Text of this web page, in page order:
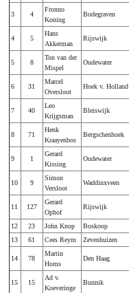
3 4
Fronno
Koning
Bodegraven
4 5
Hans
Akkerman
Rijswijk
5 8
Ton van der
Mispel
Oudewater
6 31
Marcel
Oversloot
Hoek v. Holland
7 40
Leo
Krijgsman
Bleiswijk
8 71
Henk
Kraayenbos
Bergschenhoek
9 1
Gerard
Kissing
Oudewater
10 9
Simon
Versloot
Waddinxveen
11 127
Gerard
Ophof
Rijswijk
12 23 John Knop Boskoop
13
61 Cees Reym Zevenhuizen
14 78
Martin
Homs
Den Haag
15 15
Ad v.
Koeveringe
Bunnik